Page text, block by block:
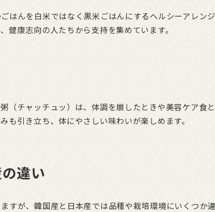
はんを白米ではなく黒米ごはんにするヘルシーアレン
健康志向の人たちから支持を集めています。
（チャッチュッ）は、体調を崩したときや美容ケア食
も引き立ち、体にやさしい味わいが楽しめます。
違い
すが、韓国産と日本産では品種や栽培環境にいくつか違